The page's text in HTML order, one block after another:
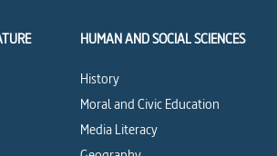
HUMAN AND SOCIAL SCIENCES
History
Moral and Civic Education
Media Literacy